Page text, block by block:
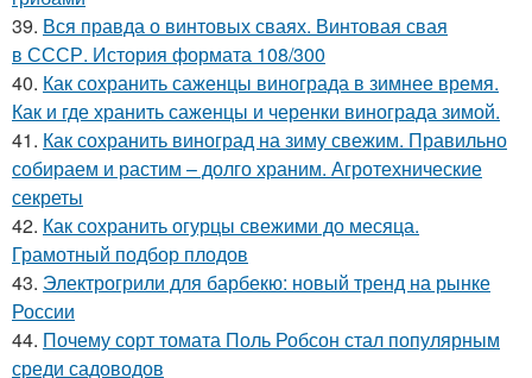
39. Вся правда о винтовых сваях. Винтовая свая
в СССР. История формата 108/300
40. Как сохранить саженцы винограда в зимнее время.
Как и где хранить саженцы и черенки винограда зимой.
41. Как сохранить виноград на зиму свежим. Правильно
собираем и растим – долго храним. Агротехнические
секреты
42. Как сохранить огурцы свежими до месяца.
Грамотный подбор плодов
43. Электрогрили для барбекю: новый тренд на рынке
России
44. Почему сорт томата Поль Робсон стал популярным
среди садоводов